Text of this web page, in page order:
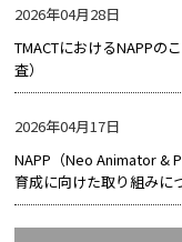
2026年04月28日
TMACTにおけるNAPPの
査）
2026年04月17日
NAPP（Neo Animator &
育成に向けた取り組みに